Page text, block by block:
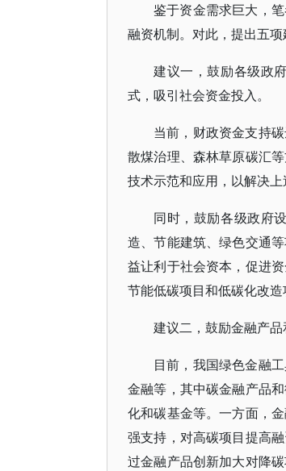
鉴于资金需求巨大，
融资机制。对此，提出五项
建议一，鼓励各级政
式，吸引社会资金投入。
当前，财政资金支持
散煤治理、森林草原碳汇
技术示范和应用，以解决上
同时，鼓励各级政府
造、节能建筑、绿色交通
益让利于社会资本，促进
节能低碳项目和低碳化改
建议二，鼓励金融产品
目前，我国绿色金融
金融等，其中碳金融产品
化和碳基金等。一方面，
强支持，对高碳项目提高
过金融产品创新加大对降